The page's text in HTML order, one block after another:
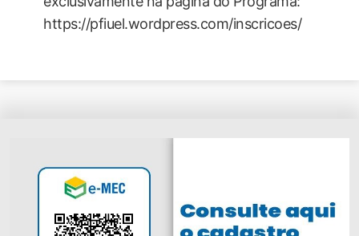
https://pfiuel.wordpress.com/inscricoes/